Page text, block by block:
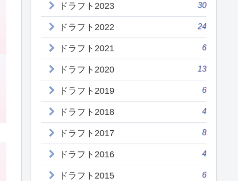
ドラフト2023 30
ドラフト2022 24
ドラフト2021 6
ドラフト2020 13
ドラフト2019 6
ドラフト2018 4
ドラフト2017 8
ドラフト2016 4
ドラフト2015 6